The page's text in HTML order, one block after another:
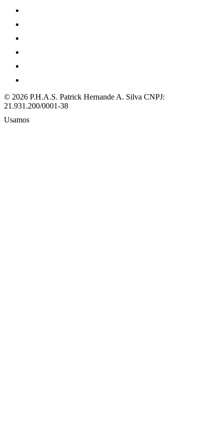
© 2026 P.H.A.S. Patrick Hernande A. Silva CNPJ:
21.931.200/0001-38
Usamos